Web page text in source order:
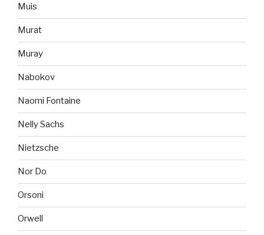
Muis
Murat
Muray
Nabokov
Naomi Fontaine
Nelly Sachs
Nietzsche
Nor Do
Orsoni
Orwell